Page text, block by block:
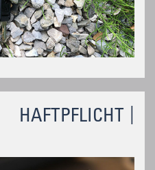
HAFTPFLICHT